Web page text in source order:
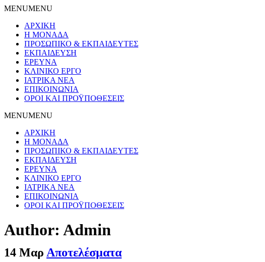
MENUMENU
ΑΡΧΙΚΗ
Η ΜΟΝΑΔΑ
ΠΡΟΣΩΠΙΚΟ & ΕΚΠΑΙΔΕΥΤΕΣ
ΕΚΠΑΙΔΕΥΣΗ
ΕΡΕΥΝΑ
ΚΛΙΝΙΚΟ ΕΡΓΟ
ΙΑΤΡΙΚΑ ΝΕΑ
ΕΠΙΚΟΙΝΩΝΙΑ
ΟΡΟΙ ΚΑΙ ΠΡΟΫΠΟΘΕΣΕΙΣ
MENUMENU
ΑΡΧΙΚΗ
Η ΜΟΝΑΔΑ
ΠΡΟΣΩΠΙΚΟ & ΕΚΠΑΙΔΕΥΤΕΣ
ΕΚΠΑΙΔΕΥΣΗ
ΕΡΕΥΝΑ
ΚΛΙΝΙΚΟ ΕΡΓΟ
ΙΑΤΡΙΚΑ ΝΕΑ
ΕΠΙΚΟΙΝΩΝΙΑ
ΟΡΟΙ ΚΑΙ ΠΡΟΫΠΟΘΕΣΕΙΣ
Author: Admin
14 Μαρ Αποτελέσματα